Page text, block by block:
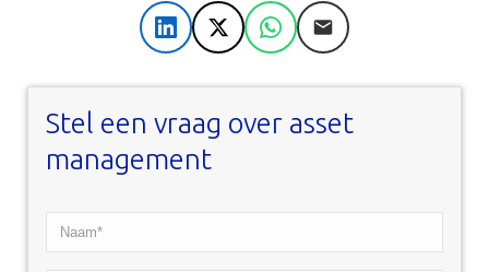
LinkedIn
X WhatsApp
E-mail
Stel een vraag over asset
management
Naam*
*